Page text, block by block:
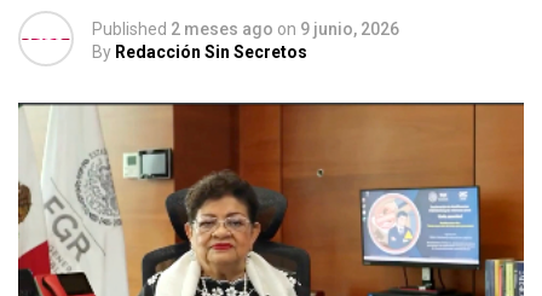
Published 2 meses ago on 9 junio, 2026
By Redacción Sin Secretos